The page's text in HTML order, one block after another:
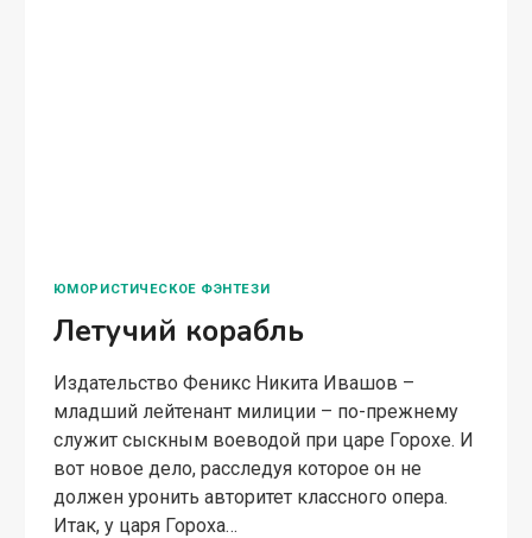
ЮМОРИСТИЧЕСКОЕ ФЭНТЕЗИ
Летучий корабль
Издательство Феникс Никита Ивашов –
младший лейтенант милиции – по-прежнему
служит сыскным воеводой при царе Горохе. И
вот новое дело, расследуя которое он не
должен уронить авторитет классного опера.
Итак, у царя Гороха…